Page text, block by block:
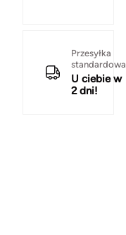
Przesyłka
standardowa
U ciebie w
2 dni!